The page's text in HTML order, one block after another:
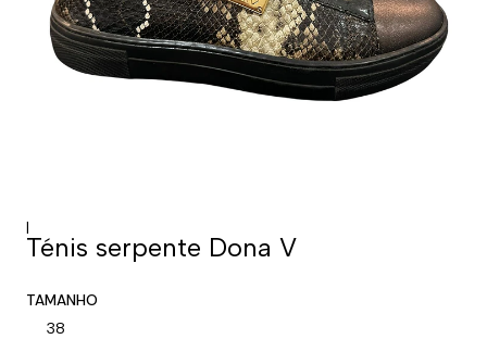
|
Ténis serpente Dona V
TAMANHO
38